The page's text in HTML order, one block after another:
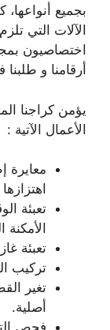
بجميع
الآلات التي
اختصاصيون
أرقامنا و
يؤمن كراجنا
الأعمال الآتية :
معايرة
تعبئة
الأمكنة
تعبئة
تركيب
تغير
أصلية.